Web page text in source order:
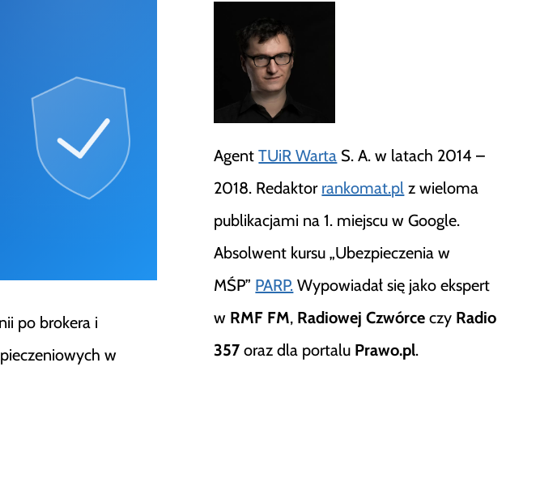
po brokera i
w
AgentTUiR Warta S. A. w latach 2014 –
2018. Redaktor rankomat.pl z wieloma
publikacjami na 1. miejscu w Google.
Absolwent kursu „Ubezpieczenia w
MŚP” PARP. Wypowiadał się jako ekspert
w RMF FM, Radiowej Czwórce czy Radio
357 oraz dla portalu Prawo.pl.